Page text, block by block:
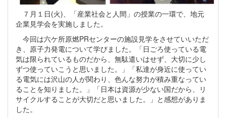
７月１日(火)、「産業社会と人間」の授業の一環で、地元
企業見学会を実施しました。
今回は六ケ所原燃PRセンターの施設見学をさせていいただ
き、原子力発電について学びました。「日ごろ使っている電
気は限られているものだから、無駄遣いはせず、大切に少し
ずつ使っていこうと思いました。」「私達が身近に使ってい
る電気には沢山の人が関わり、色んな努力が積み重なってい
ることを知りました。」「日本は資源が少ない国だから、リ
サイクルすることが大切だと思いました。」と感想がありま
した。